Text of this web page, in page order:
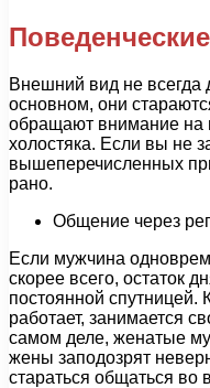
Внешний вид не всегда
основном, они
обращают внимание на
холостяка. Если вы не
вышеперечисленных
рано.
Общение через
Если мужчина
скорее всего, остаток
постоянной спутницей.
работает, занимается
самом деле, женатые
жены заподозрят
стараться общаться